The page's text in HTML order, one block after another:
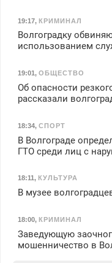
19:17, КРИМИНАЛ
Волгоградку
использованием
19:01, ОБЩЕСТВО
Об опасности
рассказали
18:34, СПОРТ
В Волгограде
ГТО среди лиц с
18:11 , КУЛЬТУРА
В музее
18:00, КРИМИНАЛ
Заведующую
мошенничество в